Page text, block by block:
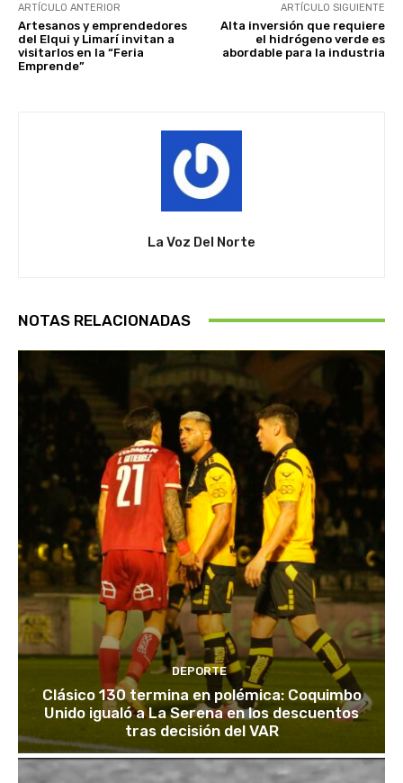
ARTÍCULO ANTERIOR
Artesanos y emprendedores
del Elqui y Limarí invitan a
visitarlos en la “Feria
Emprende”
ARTÍCULO SIGUIENTE
Alta inversión que requiere
el hidrógeno verde es
abordable para la industria
La Voz Del Norte
NOTAS RELACIONADAS
DEPORTE
Clásico 130 termina en polémica: Coquimbo
Unido igualó a La Serena en los descuentos
tras decisión del VAR